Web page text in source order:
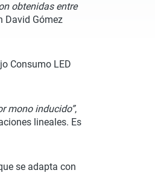
obtenidas entre
David Gómez
Consumo LED
mono inducido”,
lineales. Es
se adapta con